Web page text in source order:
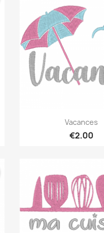
Quick view
Vacances
€2.00